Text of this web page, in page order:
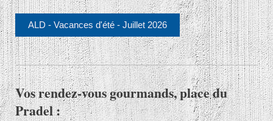
ALD - Vacances d'été - Juillet 2026
Vos rendez-vous gourmands, place du
Pradel :